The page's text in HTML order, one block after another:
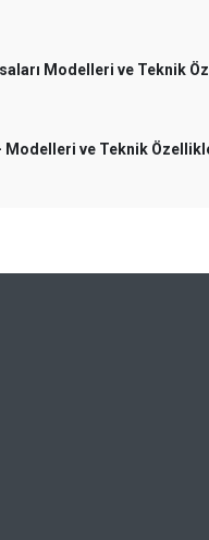
Modelleri ve Teknik
Modelleri ve Teknik